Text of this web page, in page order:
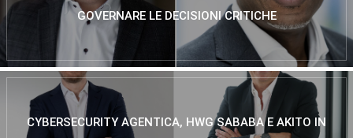
GOVERNARE LE DECISIONI CRITICHE
CYBERSECURITY AGENTICA, HWG SABABA E AKITO IN